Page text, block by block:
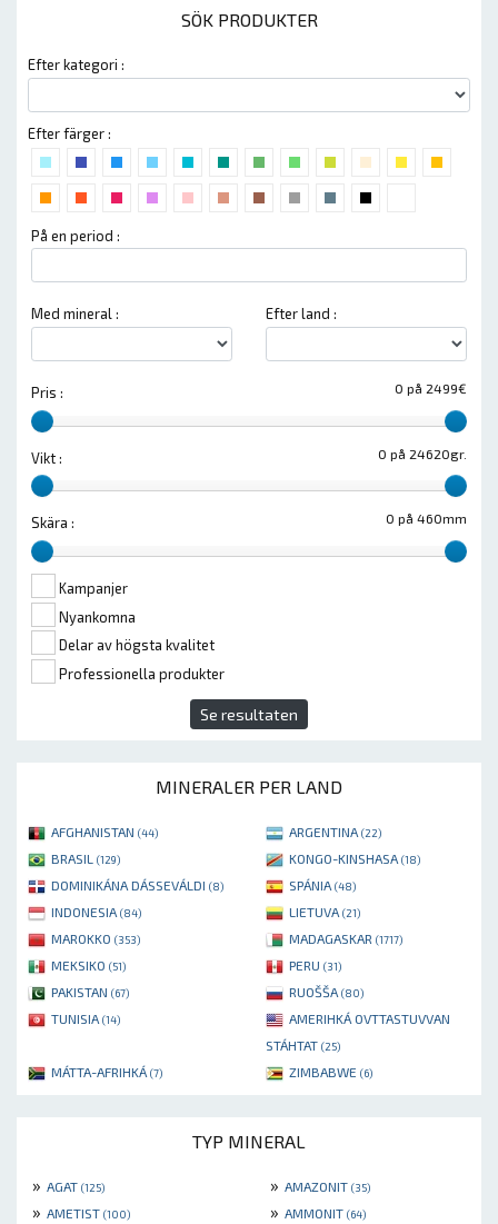
SÖK PRODUKTER
Efter kategori :
Efter färger :
På en period :
Med mineral : Efter land :
0 på 2499€
Pris :
0 på 24620gr.
Vikt :
0 på 460mm
Skära :
Kampanjer
Nyankomna
Delar av högsta kvalitet
Professionella produkter
Se resultaten
MINERALER PER LAND
AFGHANISTAN (44) ARGENTINA (22)
BRASIL (129) KONGO-KINSHASA (18)
DOMINIKÁNA DÁSSEVÁLDI (8) SPÁNIA (48)
INDONESIA (84) LIETUVA (21)
MAROKKO (353) MADAGASKAR (1717)
MEKSIKO (51) PERU (31)
PAKISTAN (67) RUOŠŠA (80)
TUNISIA (14)
AMERIHKÁ OVTTASTUVVAN
STÁHTAT (25)
MÁTTA-AFRIHKÁ (7) ZIMBABWE (6)
TYP MINERAL
» AGAT (125) » AMAZONIT (35)
» AMETIST (100) » AMMONIT (64)